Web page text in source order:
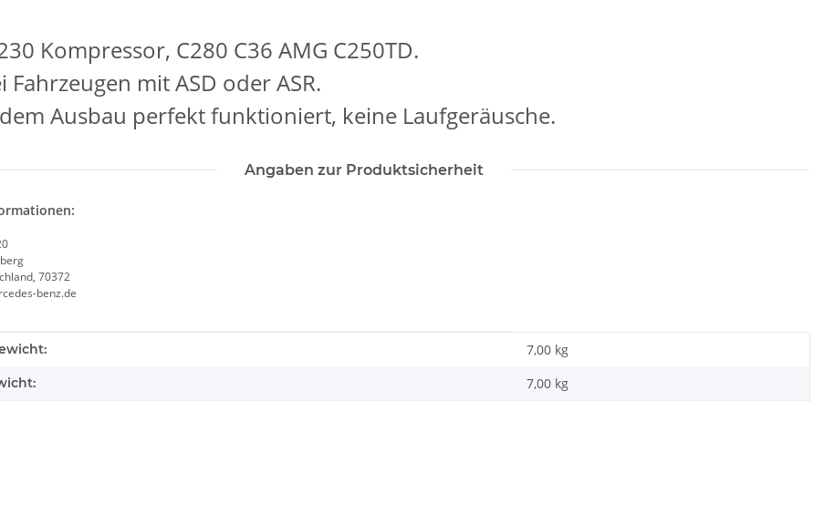
Kompressor, C280 C36 AMG C250TD.
Fahrzeugen mit ASD oder ASR.
Ausbau perfekt funktioniert, keine Laufgeräusche.
Angaben zur Produktsicherheit
70372
benz.de
7,00 kg
7,00 kg